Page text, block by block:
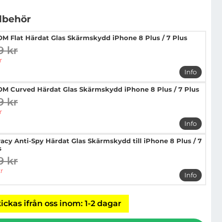
Flat Härdat Glas Skärmskydd iPhone 8 Plus / 7 Plus
pris
kr
Info
mer info
Curved Härdat Glas Skärmskydd iPhone 8 Plus / 7 Plus
pris
kr
Info
mer info
Anti-Spy Härdat Glas Skärmskydd till iPhone 8 Plus / 7
pris
kr
Info
mer info
ifrån oss inom: 1-2 dagar